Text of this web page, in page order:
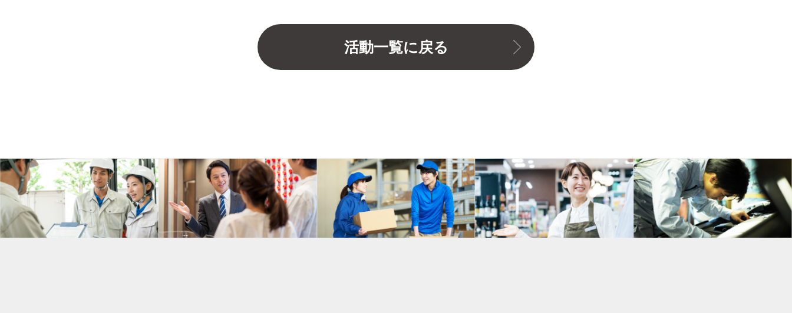
活動一覧に戻る